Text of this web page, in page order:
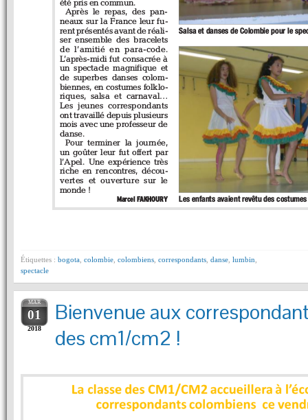
Étiquettes : bogota colombie colombiens correspondants danse lumbin
spectacle
MAR
01
2018
Bienvenue aux
des cm1/cm2 !